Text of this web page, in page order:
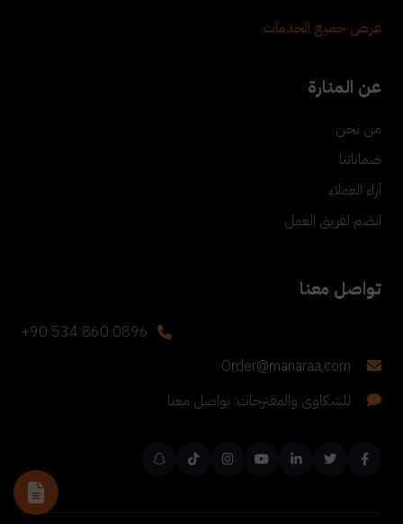
عرض جميع الخدمات
عن المنارة
من نحن
ضماناتنا
آراء العملاء
انضم لفريق العمل
تواصل معنا
+90 534 860 0896
Order@manaraa.com
للشكاوى والمقترحات: تواصل معنا